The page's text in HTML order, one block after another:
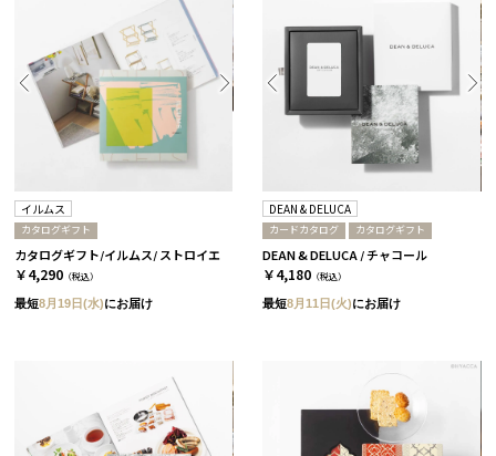
イルムス
カタログギフト
カタログギフト/イルムス/ ストロイエ
￥4,290 （税込）
最短8月19日(水)にお届け
DEAN & DELUCA
カードカタログ カタログギフト
DEAN & DELUCA / チャコール
￥4,180 （税込）
最短8月11日(火)にお届け